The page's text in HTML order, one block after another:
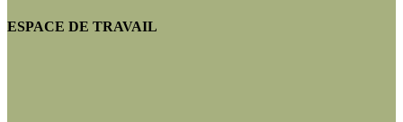
ESPACE DE TRAVAIL